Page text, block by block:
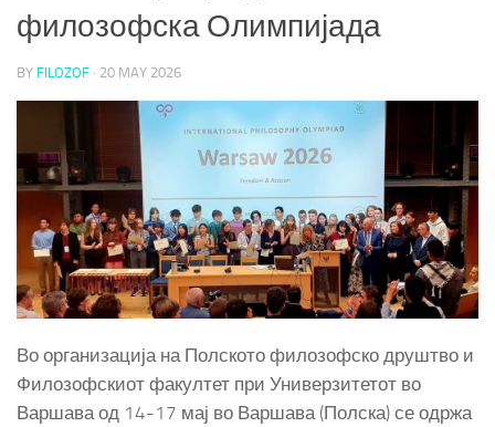
филозофска Олимпијада
BY FILOZOF · 20 MAY 2026
Во организација на Полското филозофско друштво и
Филозофскиот факултет при Универзитетот во
Варшава од 14-17 мај во Варшава (Полска) се одржа